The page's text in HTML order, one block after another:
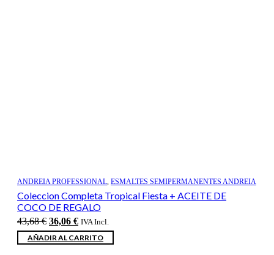
ANDREIA PROFESSIONAL, ESMALTES SEMIPERMANENTES ANDREIA
Coleccion Completa Tropical Fiesta + ACEITE DE
COCO DE REGALO
43,68€ El
precio
original
36,06 €El
precio
actual
IVA Incl.
AÑADIR AL CARRITO